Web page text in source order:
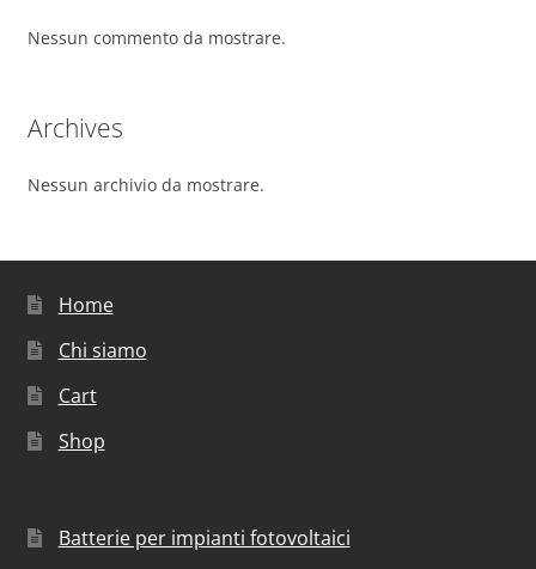
Nessun commento da mostrare.
Archives
Nessun archivio da mostrare.
Home
Chi siamo
Cart
Shop
Batterie per impianti fotovoltaici